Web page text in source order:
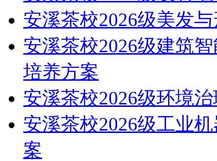
安溪茶校2026级美发
安溪茶校2026级建筑
培养方案
安溪茶校2026级环境
安溪茶校2026级工业
案